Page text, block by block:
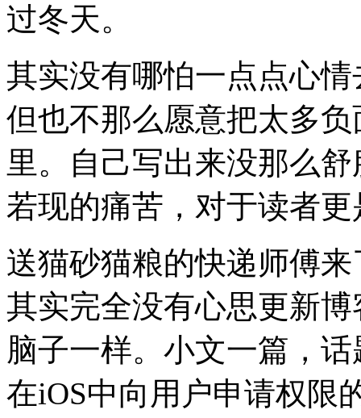
过冬天。
其实没有哪怕一点点心
但也不那么愿意把太多
里。自己写出来没那么
若现的痛苦，对于读者
送猫砂猫粮的快递师傅
其实完全没有心思更新
脑子一样。小文一篇，
在iOS中向用户申请权限